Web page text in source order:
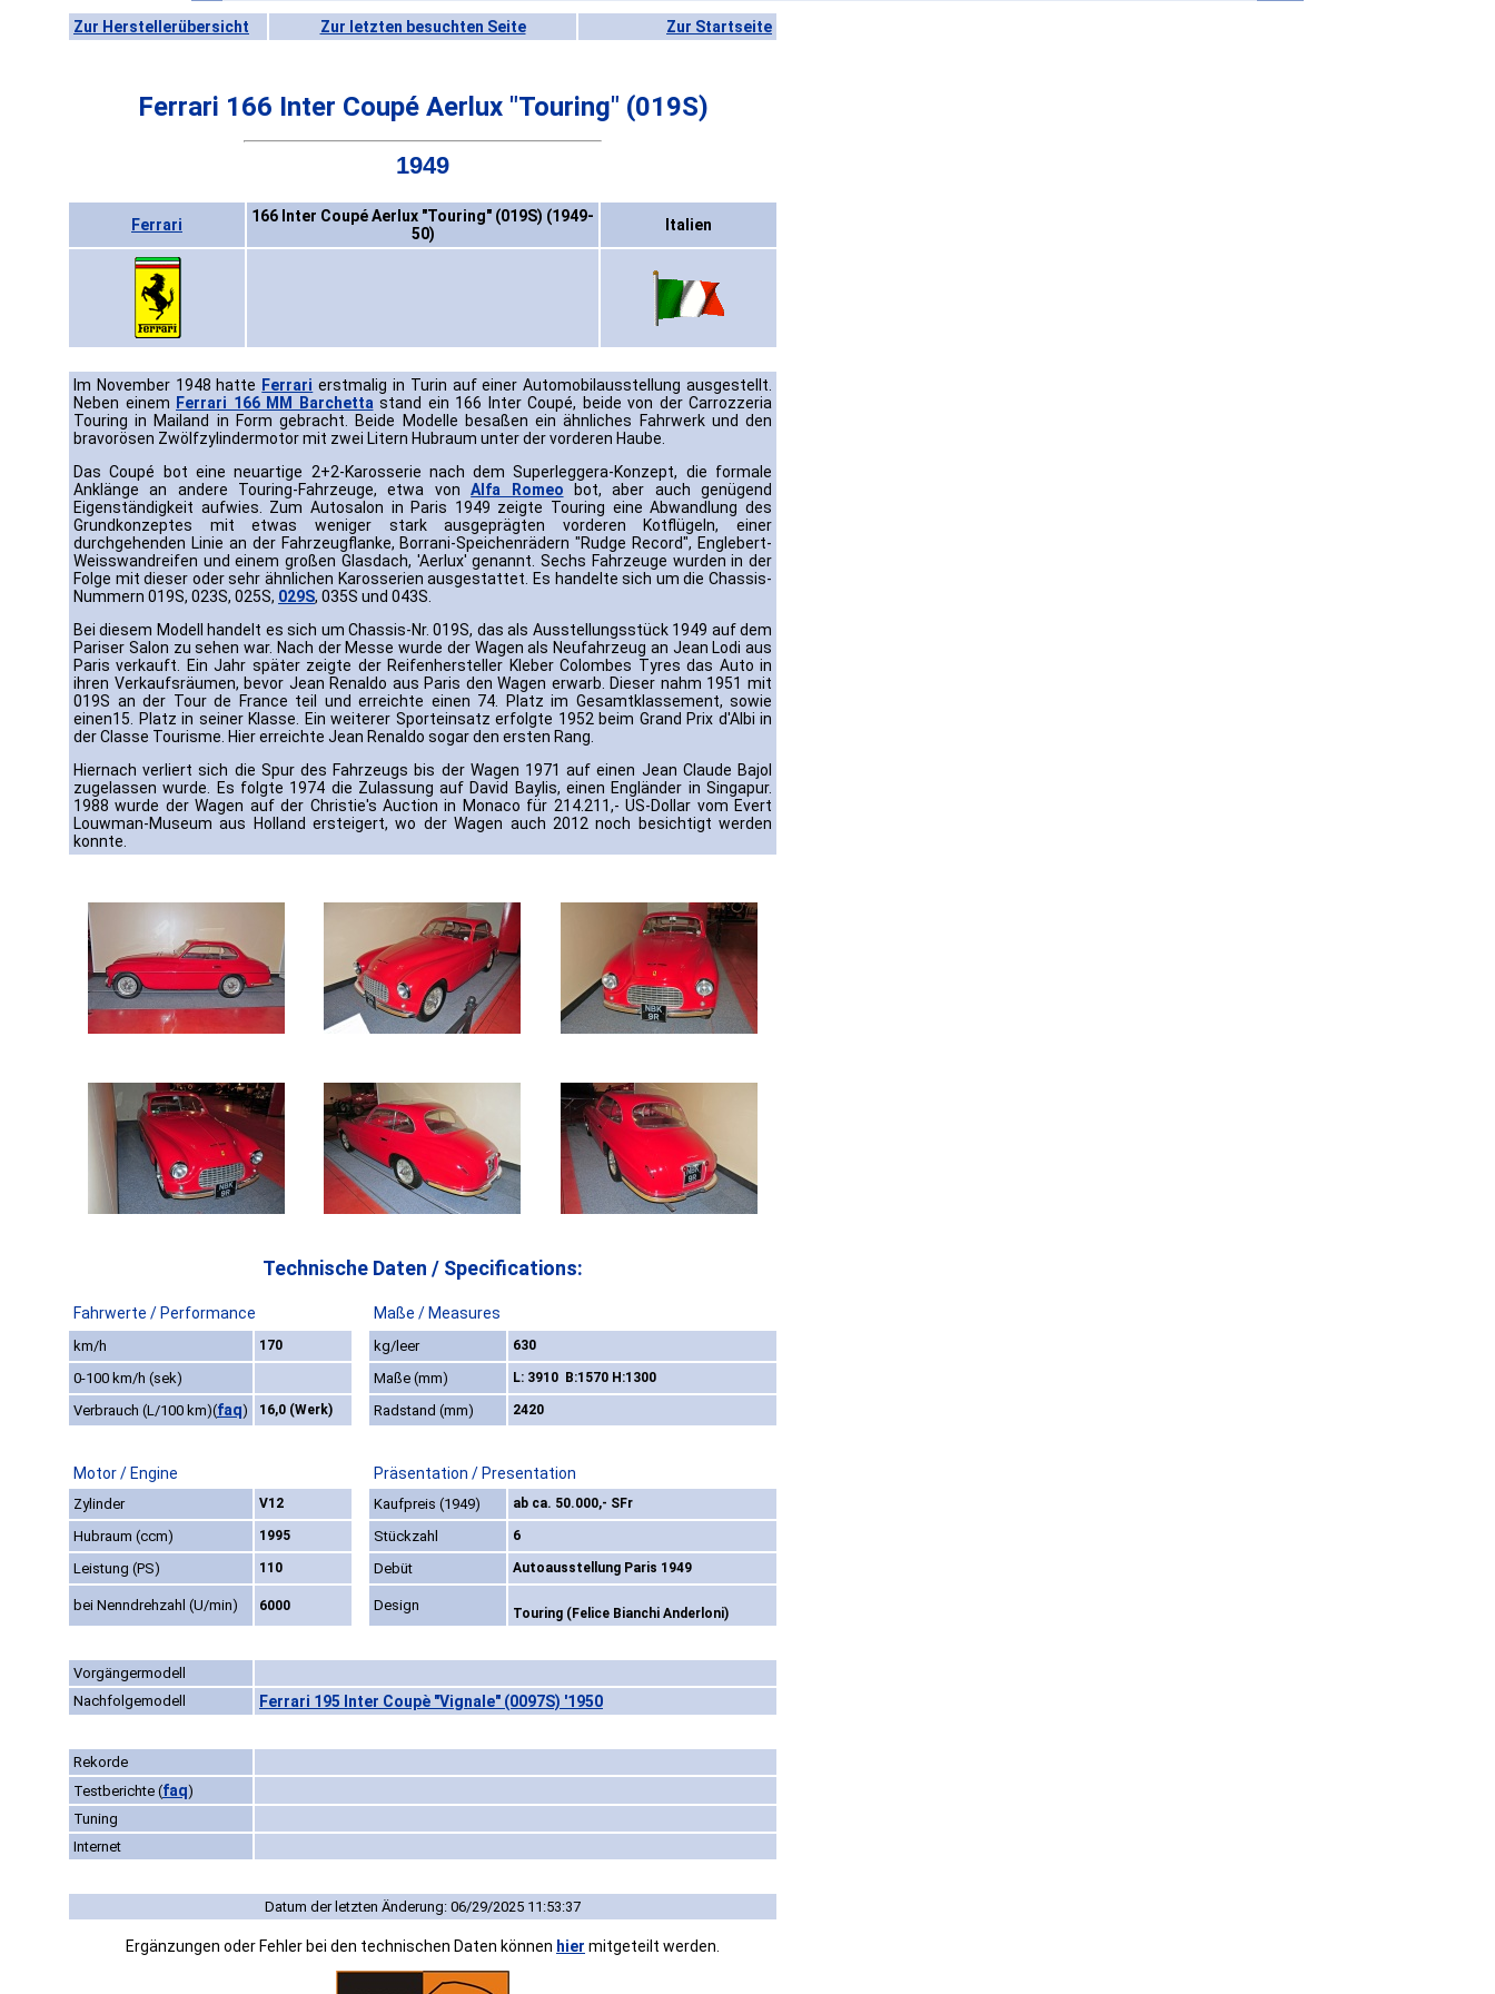
Zur Herstellerübersicht Zur letzten besuchten Seite Zur Startseite
Ferrari 166 Inter Coupé Aerlux "Touring" (019S)
1949
Ferrari
166 Inter Coupé Aerlux "Touring" (019S) (1949-
50)
Italien
Im November 1948 hatte Ferrari erstmalig in Turin auf einer Automobilausstellung ausgestellt.
Neben einem Ferrari 166 MM Barchetta stand ein 166 Inter Coupé, beide von der Carrozzeria
Touring in Mailand in Form gebracht. Beide Modelle besaßen ein ähnliches Fahrwerk und den
bravorösen Zwölfzylindermotor mit zwei Litern Hubraum unter der vorderen Haube.
Das Coupé bot eine neuartige 2+2-Karosserie nach dem Superleggera-Konzept, die formale
Anklänge an andere Touring-Fahrzeuge, etwa vonAlfa Romeo bot, aber auch genügend
Eigenständigkeit aufwies. Zum Autosalon in Paris 1949 zeigte Touring eine Abwandlung des
Grundkonzeptes mit etwas weniger stark ausgeprägten vorderen Kotflügeln, einer
durchgehenden Linie an der Fahrzeugflanke, Borrani-Speichenrädern "Rudge Record", Englebert-
Weisswandreifen und einem großen Glasdach, 'Aerlux' genannt. Sechs Fahrzeuge wurden in der
Folge mit dieser oder sehr ähnlichen Karosserien ausgestattet. Es handelte sich um die Chassis-
Nummern 019S, 023S, 025S, 029S, 035S und 043S.
Bei diesem Modell handelt es sich um Chassis-Nr. 019S, das als Ausstellungsstück 1949 auf dem
Pariser Salon zu sehen war. Nach der Messe wurde der Wagen als Neufahrzeug an Jean Lodi aus
Paris verkauft. Ein Jahr später zeigte der Reifenhersteller Kleber Colombes Tyres das Auto in
ihren Verkaufsräumen, bevor Jean Renaldo aus Paris den Wagen erwarb. Dieser nahm 1951 mit
019S an der Tour de France teil und erreichte einen 74. Platz im Gesamtklassement, sowie
einen15. Platz in seiner Klasse. Ein weiterer Sporteinsatz erfolgte 1952 beim Grand Prix d'Albi in
der Classe Tourisme. Hier erreichte Jean Renaldo sogar den ersten Rang.
Hiernach verliert sich die Spur des Fahrzeugs bis der Wagen 1971 auf einen Jean Claude Bajol
zugelassen wurde. Es folgte 1974 die Zulassung auf David Baylis, einen Engländer in Singapur.
1988 wurde der Wagen auf der Christie's Auction in Monaco für 214.211,- US-Dollar vom Evert
Louwman-Museum aus Holland ersteigert, wo der Wagen auch 2012 noch besichtigt werden
konnte.
Technische Daten / Specifications:
Fahrwerte / Performance Maße / Measures
km/h 170 kg/leer 630
0-100 km/h (sek) Maße (mm) L: 3910 B:1570 H:1300
Verbrauch (L/100 km)(faq) 16,0 (Werk) Radstand (mm) 2420
Motor / Engine Präsentation / Presentation
Zylinder V12 Kaufpreis (1949) ab ca. 50.000,- SFr
Hubraum (ccm) 1995 Stückzahl 6
Leistung (PS) 110 Debüt Autoausstellung Paris 1949
bei Nenndrehzahl (U/min) 6000 Design Touring (Felice Bianchi Anderloni)
Vorgängermodell
Nachfolgemodell
Ferrari 195 Inter Coupè "Vignale" (0097S) '1950
Rekorde
Testberichte (faq)
Tuning
Internet
Datum der letzten Änderung: 06/29/2025 11:53:37
Ergänzungen oder Fehler bei den technischen Daten können hier mitgeteilt werden.